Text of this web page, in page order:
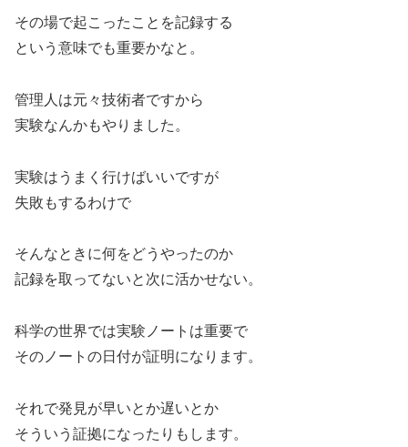
その場で起こったことを記録する
という意味でも重要かなと。
管理人は元々技術者ですから
実験なんかもやりました。
実験はうまく行けばいいですが
失敗もするわけで
そんなときに何をどうやったのか
記録を取ってないと次に活かせない。
科学の世界では実験ノートは重要で
そのノートの日付が証明になります。
それで発見が早いとか遅いとか
そういう証拠になったりもします。